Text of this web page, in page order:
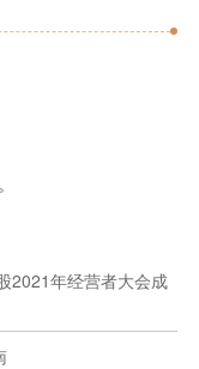
2021年经营者大会成